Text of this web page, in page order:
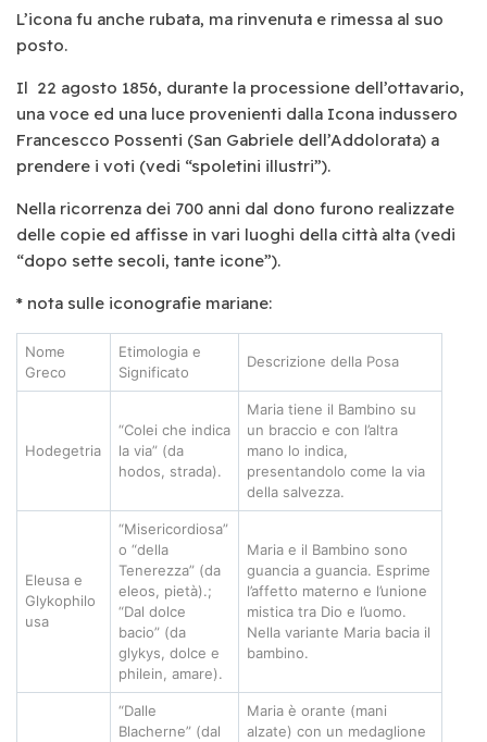
L’icona fu anche rubata, ma rinvenuta e rimessa al suo
posto.
Il 22 agosto 1856, durante la processione dell’ottavario,
una voce ed una luce provenienti dalla Icona indussero
Francescco Possenti (San Gabriele dell’Addolorata) a
prendere i voti (vedi “spoletini illustri”).
Nella ricorrenza dei 700 anni dal dono furono realizzate
delle copie ed affisse in vari luoghi della città alta (vedi
“dopo sette secoli, tante icone”).
* nota sulle iconografie mariane:
Nome
Greco
Etimologia e
Significato
Descrizione della Posa
Hodegetria
“Colei che indica
la via” (da
hodos, strada).
Maria tiene il Bambino su
un braccio e con l’altra
mano lo indica,
presentandolo come la via
della salvezza.
Eleusa e
Glykophilo
usa
“Misericordiosa”
o “della
Tenerezza” (da
eleos, pietà).;
“Dal dolce
bacio” (da
glykys, dolce e
philein, amare).
Maria e il Bambino sono
guancia a guancia. Esprime
l’affetto materno e l’unione
mistica tra Dio e l’uomo.
Nella variante Maria bacia il
bambino.
“Dalle
Blacherne” (dal
Maria è orante (mani
alzate) con un medaglione